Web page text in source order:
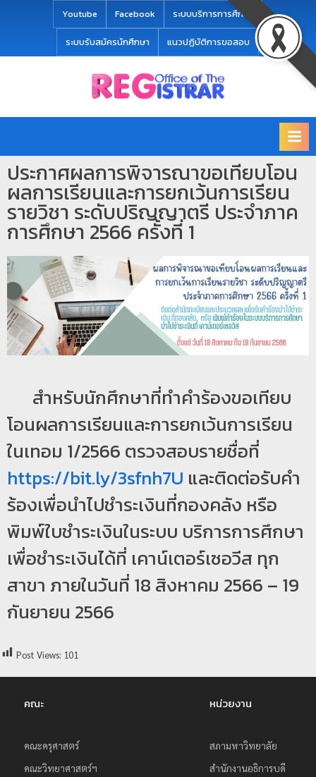
Youtube Facebook ระบบบริการการศึกษา
ระบบรับสมัครนักศึกษา แนวปฏิบัติการขอสอบ
นั
ท
ะ
เ
บี
แ
ล
ะ
ป
ม
ล
ผ
ล
ห
า
วิ
ท
ย
ช
ฏ
เ
the
mai
Rajabhat
University
ประกาศผลการพิจารณาขอเทียบโอน
ผลการเรียนและการยกเว้นการเรียน
รายวิชา ระดับปริญญาตรี ประจำภาค
การศึกษา 2566 ครั้งที่ 1
สำหรับนักศึกษาที่ทำคำร้องขอเทียบ
โอนผลการเรียนและการยกเว้นการเรียน
ในเทอม 1/2566 ตรวจสอบรายชื่อที่
https://bit.ly/3sfnh7U และติดต่อรับคำ
ร้องเพื่อนำไปชำระเงินที่กองคลัง หรือ
พิมพ์ใบชำระเงินในระบบ บริการการศึกษา
เพื่อชำระเงินได้ที่ เคาน์เตอร์เซอวีส ทุก
สาขา ภายในวันที่ 18 สิงหาคม 2566 – 19
กันยายน 2566
Post Views: 101
คณะ
คณะครุศาสตร์
คณะวิทยาศาสตร์ฯ
หน่วยงาน
สภามหาวิทยาลัย
สำนักงานอธิการบดี
modal-check